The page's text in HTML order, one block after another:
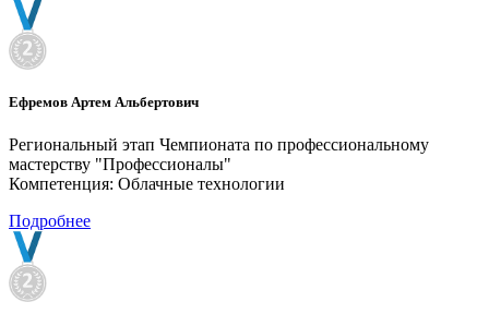
Ефремов Артем Альбертович
Региональный этап Чемпионата по профессиональному
мастерству "Профессионалы"
Компетенция: Облачные технологии
Подробнее